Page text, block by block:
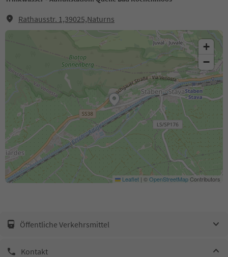
Rathausstr. 1,39025,Naturns
+
−
Leaflet | ©OpenStreetMapContributors
Öffentliche Verkehrsmittel
Kontakt